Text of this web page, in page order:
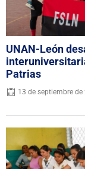
UNAN-León
Patrias
13 de septiembre de